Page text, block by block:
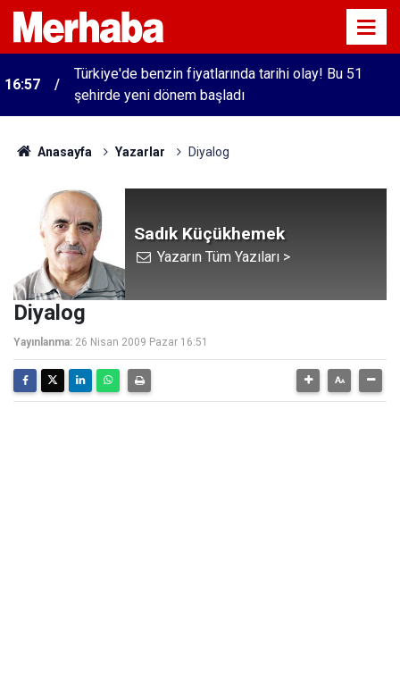
16:57
Türkiye'de benzin fiyatlarında tarihi olay! Bu 51
şehirde yeni dönem başladı
Anasayfa Yazarlar Diyalog
Sadık Küçükhemek
Yazarın Tüm Yazıları >
Diyalog
Yayınlanma: 26 Nisan 2009 Pazar 16:51